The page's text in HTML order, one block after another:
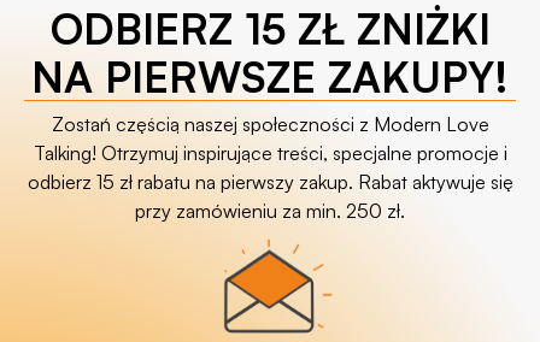
ODBIERZ 15 ZŁ ZNIŻKI
NA PIERWSZE ZAKUPY!
Zostań częścią naszej społeczności z Modern Love
Talking! Otrzymuj inspirujące treści, specjalne promocje i
odbierz 15 zł rabatu na pierwszy zakup. Rabat aktywuje się
przy zamówieniu za min. 250 zł.